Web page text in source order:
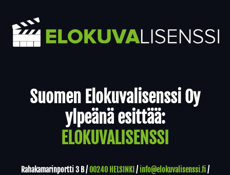
Suomen Elokuvalisenssi Oy
ylpeänä esittää:
ELOKUVALISENSSI
Rahakamarinportti 3 B /00240 HELSINKI / info@elokuvalisenssi.fi/